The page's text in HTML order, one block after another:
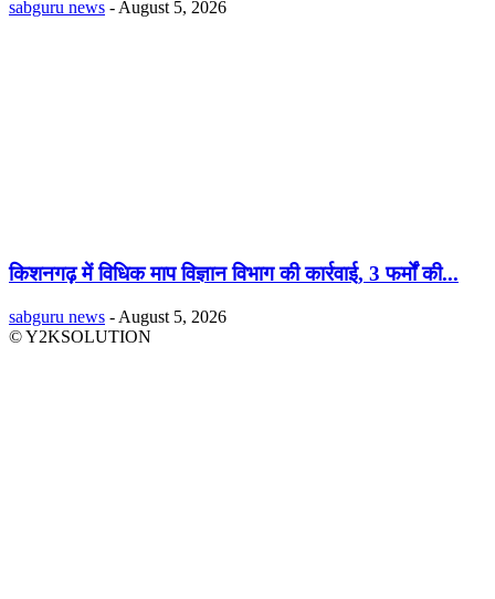
sabguru news - August 5, 2026
किशनगढ़ में विधिक माप विज्ञान विभाग की कार्रवाई, 3 फर्मों की...
sabguru news - August 5, 2026
© Y2KSOLUTION